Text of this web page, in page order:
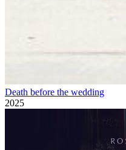
Death before the wedding
2025